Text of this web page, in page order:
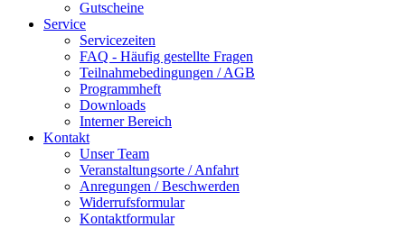
Gutscheine
Service
Servicezeiten
FAQ - Häufig gestellte Fragen
Teilnahmebedingungen / AGB
Programmheft
Downloads
Interner Bereich
Kontakt
Unser Team
Veranstaltungsorte / Anfahrt
Anregungen / Beschwerden
Widerrufsformular
Kontaktformular